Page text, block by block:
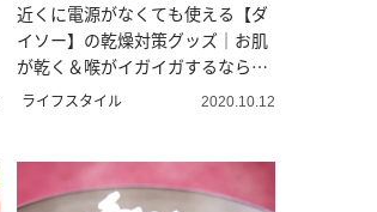
近くに電源がなくても使える【ダ
イソー】の乾燥対策グッズ｜お肌
が乾く＆喉がイガイガするならす
ぐ加湿を！
ライフスタイル 2020.10.12